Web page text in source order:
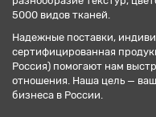
5000 видов тканей.
Надежные поставки,
сертифицированная
Россия) помогают нам
отношения. Наша цель —
бизнеса в России.